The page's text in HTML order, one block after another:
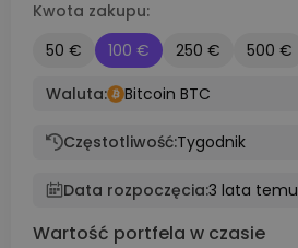
Kwota zakupu:
50 €
100 € 250 € 500 €
Waluta:
Bitcoin BTC
Częstotliwość:Tygodnik
Data rozpoczęcia:3 lata temu
Wartość portfela w czasie